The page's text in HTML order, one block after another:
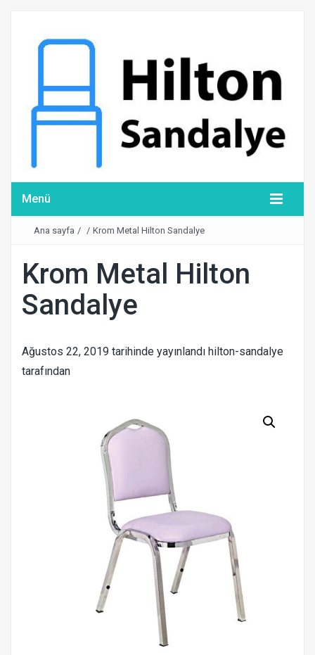
Menü
Ana sayfa / / Krom Metal Hilton Sandalye
Krom Metal Hilton
Sandalye
Ağustos 22, 2019 tarihinde yayınlandı hilton-sandalye
tarafından